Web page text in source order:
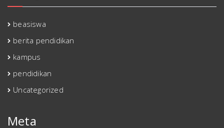
beasiswa
berita pendidikan
kampus
pendidikan
Uncategorized
Meta